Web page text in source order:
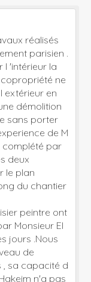
réalisés
parisien .
l 'intérieur la
ne
extérieur en
démolition
sans porter
de M
complété par
deux
le plan
du chantier
peintre ont
Monsieur El
jours .Nous
de
, sa capacité d
n'a pas